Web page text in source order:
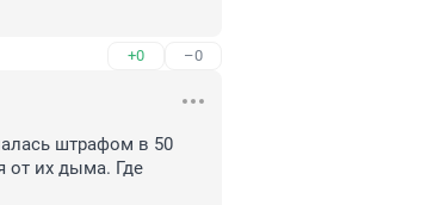
+0 –0
штрафом в 50
от их дыма. Где